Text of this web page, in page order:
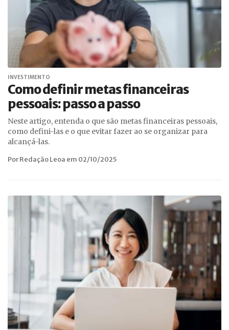
INVESTIMENTO
Como definir metas financeiras
pessoais: passo a passo
Neste artigo, entenda o que são metas financeiras pessoais,
como defini-las e o que evitar fazer ao se organizar para
alcançá-las.
Por Redação Leoa em 02/10/2025